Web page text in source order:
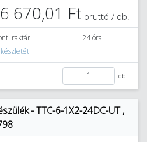
670,01 Ft bruttó / db.
raktár
24 óra
db.
- TTC-6-1X2-24DC-UT ,